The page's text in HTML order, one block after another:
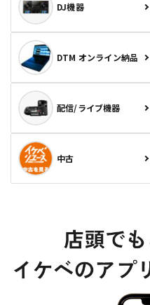
DJ機器
DTM オンライン納品
配信/ライブ機器
中古